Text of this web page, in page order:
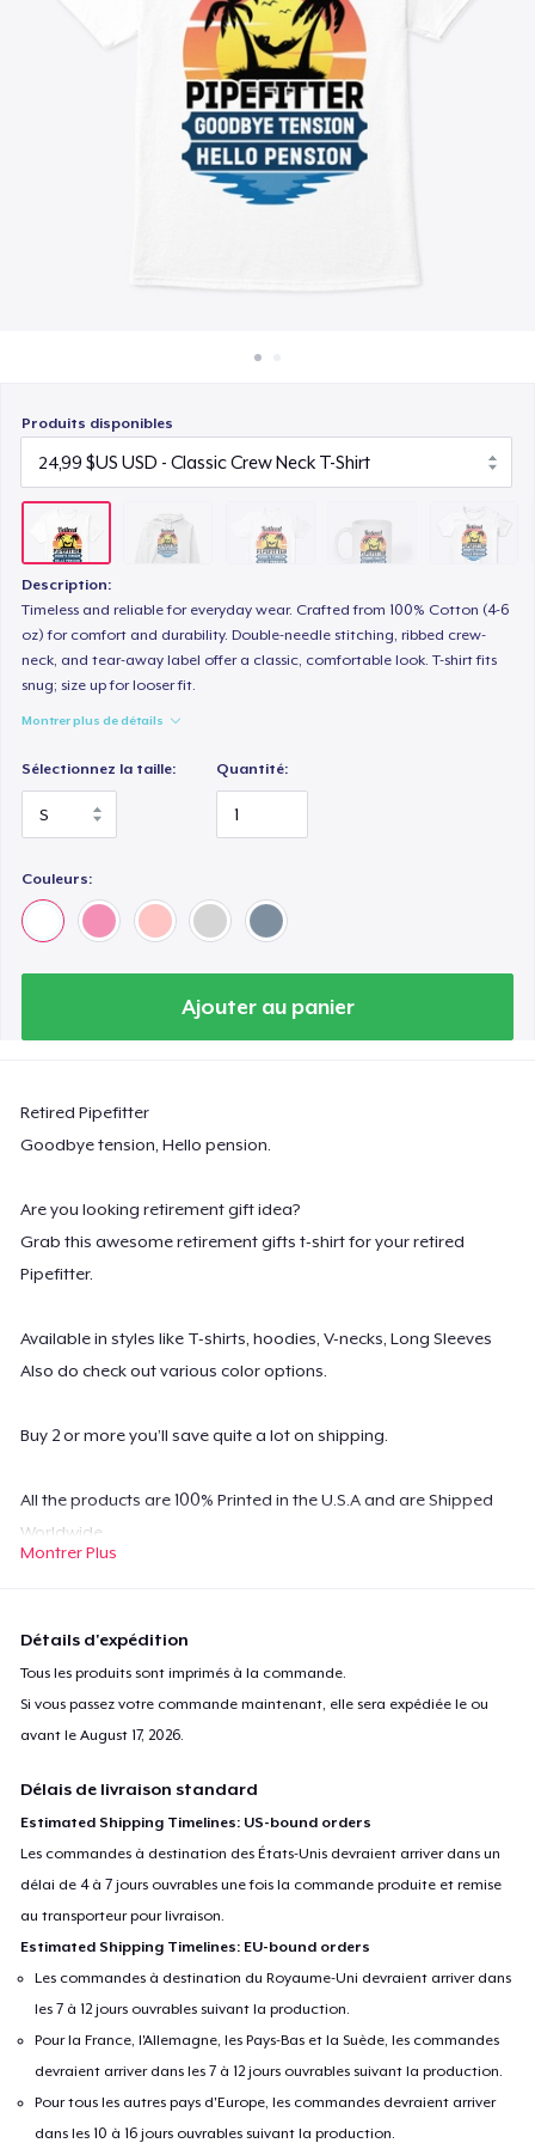
Vendez partout
Vendre n'importe quoi
Produits disponibles
Description:
Timeless and reliable for everyday wear. Crafted from 100% Cotton (4-6
oz) for comfort and durability. Double-needle stitching, ribbed crew-
neck, and tear-away label offer a classic, comfortable look. T-shirt fits
snug; size up for looser fit.
Montrer plus de détails
Sélectionnez la taille: Quantité:
Couleurs:
Ajouter au panier
Retired Pipefitter
Goodbye tension, Hello pension.
Are you looking retirement gift idea?
Grab this awesome retirement gifts t-shirt for your retired
Pipefitter.
Available in styles like T-shirts, hoodies, V-necks, Long Sleeves
Also do check out various color options.
Buy 2 or more you’ll save quite a lot on shipping.
All the products are 100% Printed in the U.S.A and are Shipped
Worldwide.
Possesses high-quality digital print which is durable and
Montrer Plus
Détails d'expédition
Tous les produits sont imprimés à la commande.
Si vous passez votre commande maintenant, elle sera expédiée le ou
avant leAugust 17, 2026.
Délais de livraison standard
Estimated Shipping Timelines: US-bound orders
Les commandes à destination des États-Unis devraient arriver dans un
délai de 4 à 7 jours ouvrables une fois la commande produite et remise
au transporteur pour livraison.
Estimated Shipping Timelines: EU-bound orders
Les commandes à destination du Royaume-Uni devraient arriver dans
les 7 à 12 jours ouvrables suivant la production.
Pour la France, l'Allemagne, les Pays-Bas et la Suède, les commandes
devraient arriver dans les 7 à 12 jours ouvrables suivant la production.
Pour tous les autres pays d'Europe, les commandes devraient arriver
dans les 10 à 16 jours ouvrables suivant la production.
26,99 $US
17,99 $US
Women's Classic Tee
Classic Long Sleeve Tee
Premium V-Neck Tee